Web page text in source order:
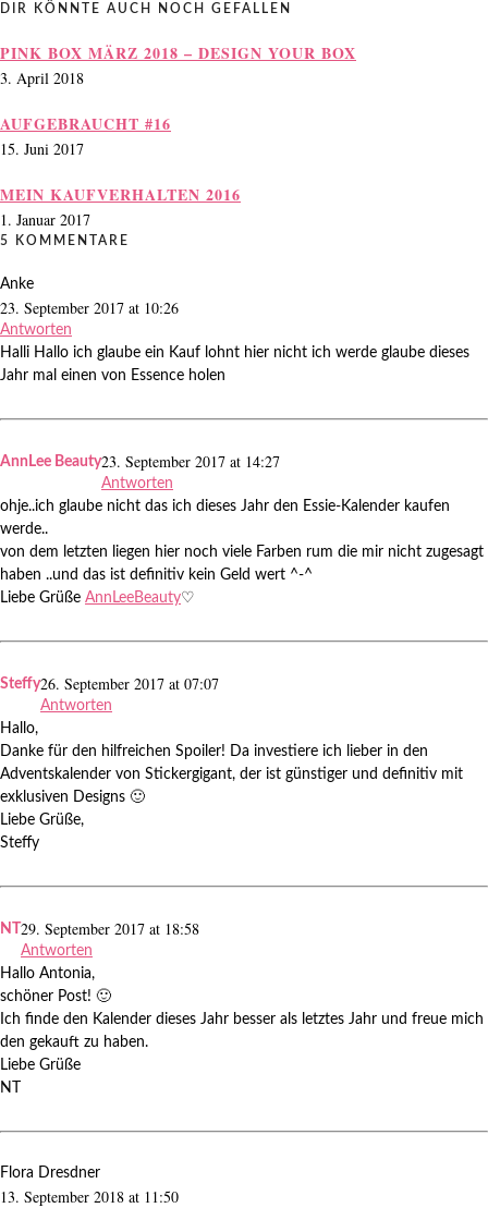
DIR KÖNNTE AUCH NOCH GEFALLEN
PINK BOX MÄRZ 2018 – DESIGN YOUR BOX
3. April 2018
AUFGEBRAUCHT #16
15. Juni 2017
MEIN KAUFVERHALTEN 2016
1. Januar 2017
5 KOMMENTARE
Anke
23. September 2017 at 10:26
Antworten
Halli Hallo ich glaube ein Kauf lohnt hier nicht ich werde glaube dieses
Jahr mal einen von Essence holen
AnnLee Beauty23. September 2017 at 14:27
Antworten
ohje..ich glaube nicht das ich dieses Jahr den Essie-Kalender kaufen
werde..
von dem letzten liegen hier noch viele Farben rum die mir nicht zugesagt
haben ..und das ist definitiv kein Geld wert ^-^
Liebe Grüße AnnLeeBeauty♡
Steffy26. September 2017 at 07:07
Antworten
Hallo,
Danke für den hilfreichen Spoiler! Da investiere ich lieber in den
Adventskalender von Stickergigant, der ist günstiger und definitiv mit
exklusiven Designs 🙂
Liebe Grüße,
Steffy
NT 29. September 2017 at 18:58
Antworten
Hallo Antonia,
schöner Post! 🙂
Ich finde den Kalender dieses Jahr besser als letztes Jahr und freue mich
den gekauft zu haben.
Liebe Grüße
NT
Flora Dresdner
13. September 2018 at 11:50